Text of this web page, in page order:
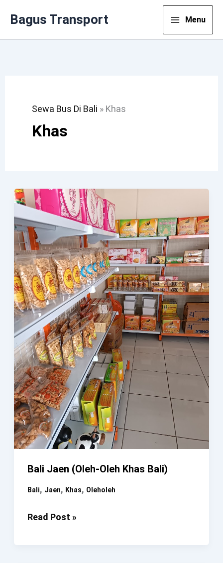
Bagus Transport Menu
Sewa Bus Di Bali » Khas
Khas
Bali Jaen (Oleh-Oleh Khas Bali)
Bali, Jaen, Khas, Oleholeh
Bali
Read Post »